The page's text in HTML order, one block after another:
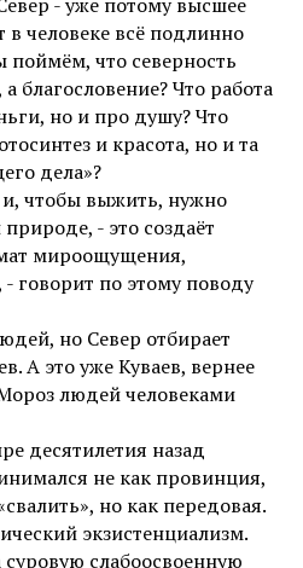
в человеке всё подлинно
поймём, что северность
благословение? Что работа
но и про душу? Что
и красота, но и та
дела»?
и, чтобы выжить, нужно
- это создаёт
мироощущения,
говорит по этому поводу
но Север отбирает
А это уже Куваев, вернее
людей человеками
десятилетия назад
не как провинция,
но как передовая.
экзистенциализм.
слабоосвоенную